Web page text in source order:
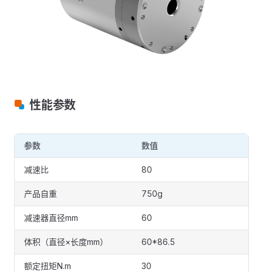
性能参数
参数 数值
减速比 80
产品自重 750g
减速器直径mm 60
体积（直径×长度mm） 60*86.5
额定扭矩N.m 30